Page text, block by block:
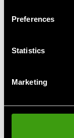
Preferences
Statistics
Marketing
Fra 690 SEK